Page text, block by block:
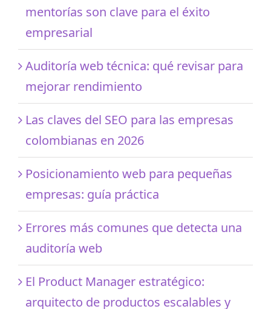
mentorías son clave para el éxito
empresarial
Auditoría web técnica: qué revisar para
mejorar rendimiento
Las claves del SEO para las empresas
colombianas en 2026
Posicionamiento web para pequeñas
empresas: guía práctica
Errores más comunes que detecta una
auditoría web
El Product Manager estratégico:
arquitecto de productos escalables y